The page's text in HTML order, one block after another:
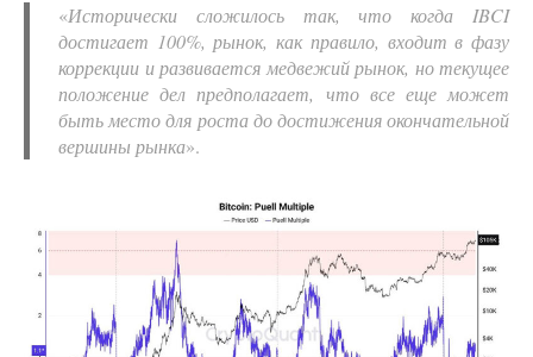
«Исторически сложилось так, что когда IBCI
достигает 100%, рынок, как правило, входит в фазу
коррекции и развивается медвежий рынок, но текущее
положение дел предполагает, что все еще может
быть место для роста до достижения окончательной
вершины рынка».